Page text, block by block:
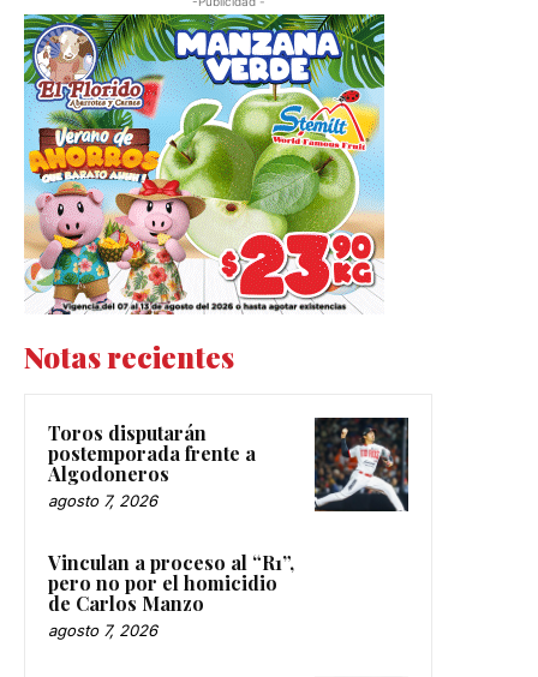
Notas recientes
Toros disputarán
postemporada frente a
Algodoneros
agosto 7, 2026
Vinculan a proceso al “R1”,
pero no por el homicidio
de Carlos Manzo
agosto 7, 2026